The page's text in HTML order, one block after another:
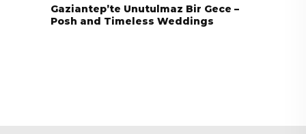
Gaziantep’te Unutulmaz Bir Gece –
Posh and Timeless Weddings